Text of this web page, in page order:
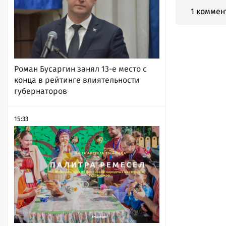
Роман Бусаргин занял 13-е место с
конца в рейтинге влиятельности
губернаторов
15:33
1